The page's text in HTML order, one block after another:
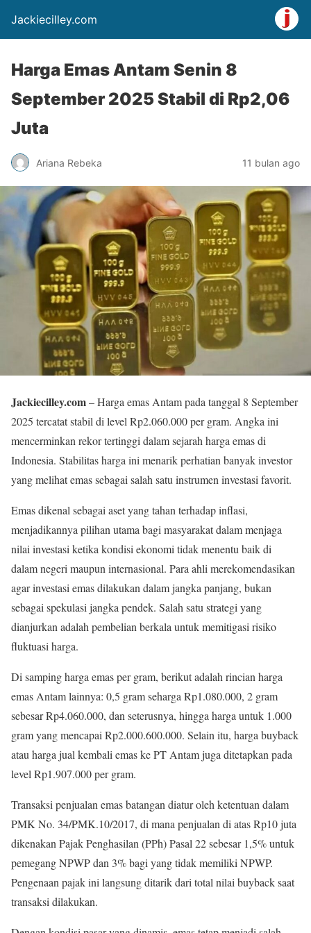
Jackiecilley.com
Harga Emas Antam Senin 8
September 2025 Stabil di Rp2,06
Juta
Ariana Rebeka 11 bulan ago
Jackiecilley.com– Harga emas Antam pada tanggal 8 September
2025 tercatat stabil di level Rp2.060.000 per gram. Angka ini
mencerminkan rekor tertinggi dalam sejarah harga emas di
Indonesia. Stabilitas harga ini menarik perhatian banyak investor
yang melihat emas sebagai salah satu instrumen investasi favorit.
Emas dikenal sebagai aset yang tahan terhadap inflasi,
menjadikannya pilihan utama bagi masyarakat dalam menjaga
nilai investasi ketika kondisi ekonomi tidak menentu baik di
dalam negeri maupun internasional. Para ahli merekomendasikan
agar investasi emas dilakukan dalam jangka panjang, bukan
sebagai spekulasi jangka pendek. Salah satu strategi yang
dianjurkan adalah pembelian berkala untuk memitigasi risiko
fluktuasi harga.
Di samping harga emas per gram, berikut adalah rincian harga
emas Antam lainnya: 0,5 gram seharga Rp1.080.000, 2 gram
sebesar Rp4.060.000, dan seterusnya, hingga harga untuk 1.000
gram yang mencapai Rp2.000.600.000. Selain itu, harga buyback
atau harga jual kembali emas ke PT Antam juga ditetapkan pada
level Rp1.907.000 per gram.
Transaksi penjualan emas batangan diatur oleh ketentuan dalam
PMK No. 34/PMK.10/2017, di mana penjualan di atas Rp10 juta
dikenakan Pajak Penghasilan (PPh) Pasal 22 sebesar 1,5% untuk
pemegang NPWP dan 3% bagi yang tidak memiliki NPWP.
Pengenaan pajak ini langsung ditarik dari total nilai buyback saat
transaksi dilakukan.